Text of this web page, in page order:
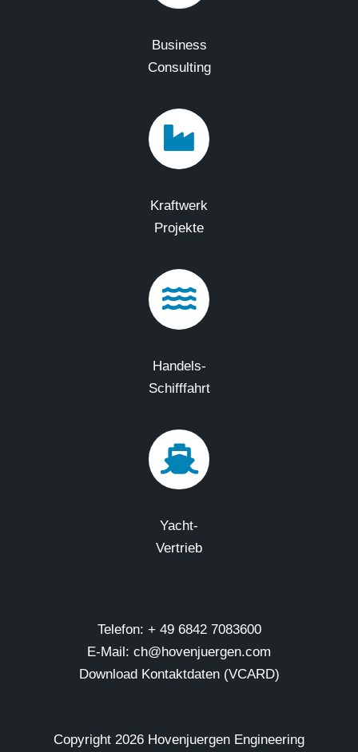
Business
Consulting
Kraftwerk
Projekte
Handels-
Schifffahrt
Yacht-
Vertrieb
Telefon: + 49 6842 7083600
E-Mail: ch@hovenjuergen.com
Download Kontaktdaten (VCARD)
Copyright 2026 Hovenjuergen Engineering